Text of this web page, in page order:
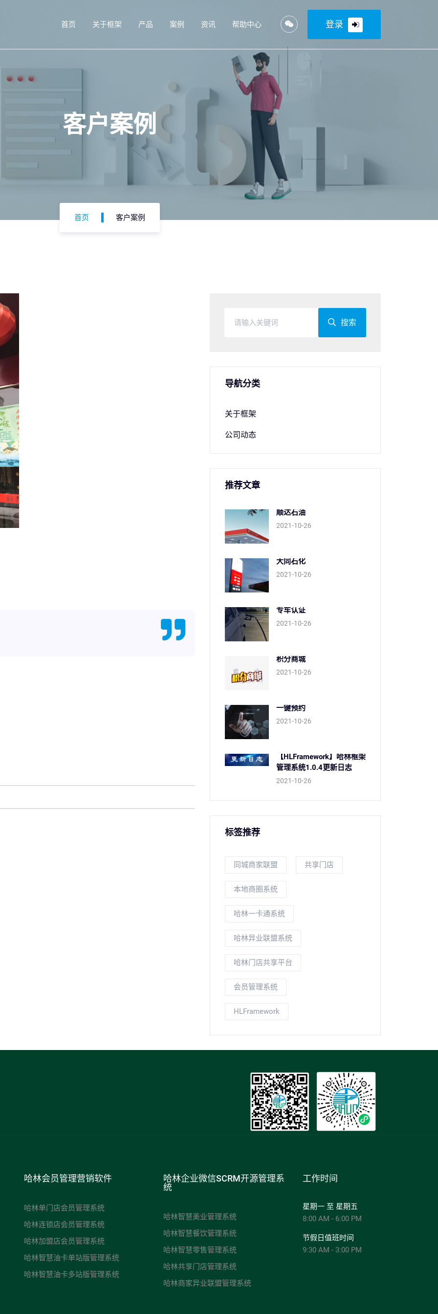
首页 关于框架 产品 案例 资讯 帮助中心 登录
客户案例
首页 客户案例
搜索
导航分类
关于框架
公司动态
推荐文章
顺达石油
2021-10-26
大同石化
2021-10-26
专车认证
2021-10-26
积分商城
2021-10-26
一键预约
2021-10-26
【HLFramework】哈林框架
管理系统1.0.4更新日志
2021-10-26
标签推荐
同城商家联盟 共享门店
本地商圈系统
哈林一卡通系统
哈林异业联盟系统
哈林门店共享平台
会员管理系统
HLFramework
哈林会员管理营销软件
哈林单门店会员管理系统
哈林连锁店会员管理系统
哈林加盟店会员管理系统
哈林智慧油卡单站版管理系统
哈林智慧油卡多站版管理系统
哈林企业微信SCRM开源管理系
统
哈林智慧美业管理系统
哈林智慧餐饮管理系统
哈林智慧零售管理系统
哈林共享门店管理系统
哈林商家异业联盟管理系统
工作时间
星期一 至 星期五
8:00 AM - 6:00 PM
节假日值班时间
9:30 AM - 3:00 PM